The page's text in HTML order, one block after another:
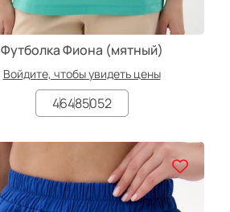
Футболка Фиона (мятный)
Войдите, чтобы увидеть цены
46485052